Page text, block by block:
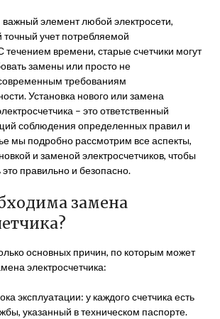
важный элемент любой электросети,
учет потребляемой
течением времени, старые счетчики могут
замены или просто не
требованиям
Установка нового или замена
– это ответственный
соблюдения определенных правил и
мы подробно рассмотрим все аспекты,
и заменой электросчетчиков, чтобы
правильно и безопасно.
замена
основных причин, по которым может
электросчетчика:
эксплуатации: у каждого счетчика есть
указанный в техническом паспорте.